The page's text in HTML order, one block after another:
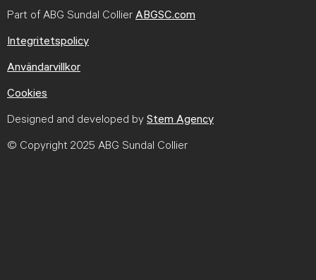
Part of ABG Sundal Collier ABGSC.com
Integritetspolicy
Användarvillkor
Cookies
Designed and developed by Stem Agency
© Copyright 2025 ABG Sundal Collier